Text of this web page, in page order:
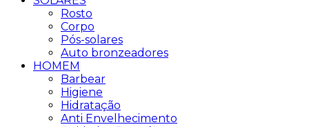
Rosto
Corpo
Pós-solares
Auto bronzeadores
HOMEM
Barbear
Higiene
Hidratação
Anti Envelhecimento